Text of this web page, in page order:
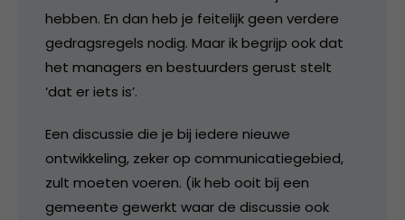
hebben. En dan heb je feitelijk geen verdere
gedragsregels nodig. Maar ik begrijp ook dat
het managers en bestuurders gerust stelt
‘dat er iets is’.
Een discussie die je bij iedere nieuwe
ontwikkeling, zeker op communicatiegebied,
zult moeten voeren. (ik heb ooit bij een
gemeente gewerkt waar de discussie ook